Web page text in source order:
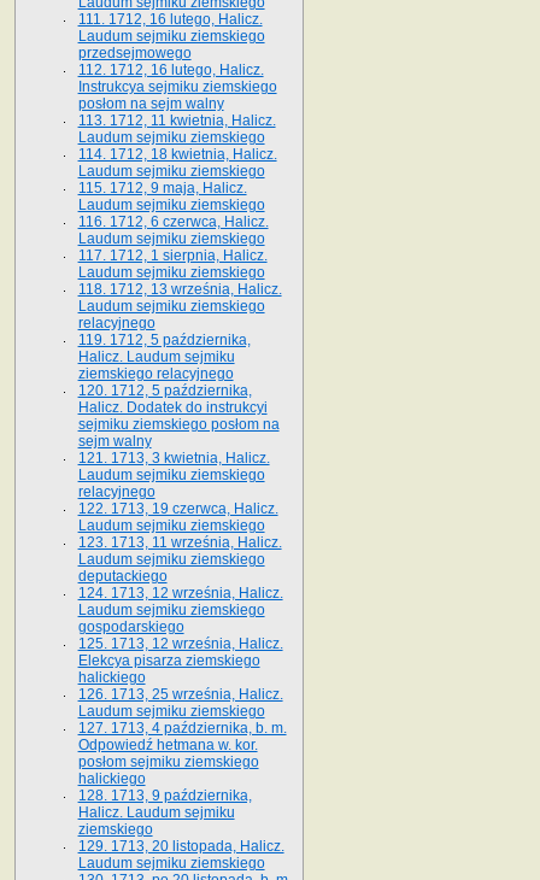
111. 1712, 16 lutego, Halicz.
Laudum sejmiku ziemskiego
przedsejmowego
112. 1712, 16 lutego, Halicz.
Instrukcya sejmiku ziemskiego
posłom na sejm walny
113. 1712, 11 kwietnia, Halicz.
Laudum sejmiku ziemskiego
114. 1712, 18 kwietnia, Halicz.
Laudum sejmiku ziemskiego
115. 1712, 9 maja, Halicz.
Laudum sejmiku ziemskiego
116. 1712, 6 czerwca, Halicz.
Laudum sejmiku ziemskiego
117. 1712, 1 sierpnia, Halicz.
Laudum sejmiku ziemskiego
118. 1712, 13 września, Halicz.
Laudum sejmiku ziemskiego
relacyjnego
119. 1712, 5 października,
Halicz. Laudum sejmiku
ziemskiego relacyjnego
120. 1712, 5 października,
Halicz. Dodatek do instrukcyi
sejmiku ziemskiego posłom na
sejm walny
121. 1713, 3 kwietnia, Halicz.
Laudum sejmiku ziemskiego
relacyjnego
122. 1713, 19 czerwca, Halicz.
Laudum sejmiku ziemskiego
123. 1713, 11 września, Halicz.
Laudum sejmiku ziemskiego
deputackiego
124. 1713, 12 września, Halicz.
Laudum sejmiku ziemskiego
gospodarskiego
125. 1713, 12 września, Halicz.
Elekcya pisarza ziemskiego
halickiego
126. 1713, 25 września, Halicz.
Laudum sejmiku ziemskiego
127. 1713, 4 października, b. m.
Odpowiedź hetmana w. kor.
posłom sejmiku ziemskiego
halickiego
128. 1713, 9 października,
Halicz. Laudum sejmiku
ziemskiego
129. 1713, 20 listopada, Halicz.
Laudum sejmiku ziemskiego